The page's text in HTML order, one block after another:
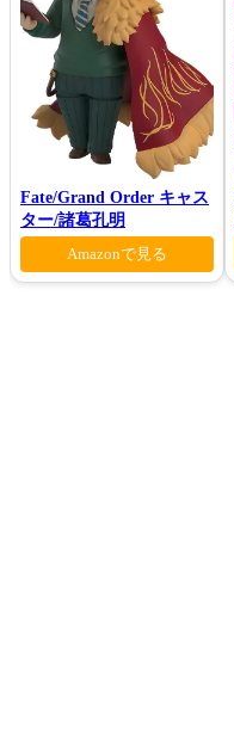
Fate/Grand Order キャス
ター/諸葛孔明
Amazonで見る